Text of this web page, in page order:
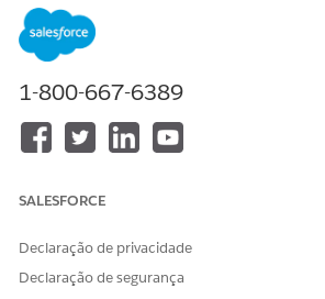
ESTE ARTIGO RESOLVEU SEU
Diga-nos para podermos
1-800-667-6389
SALESFORCE
Declaração de privacidade
Declaração de segurança